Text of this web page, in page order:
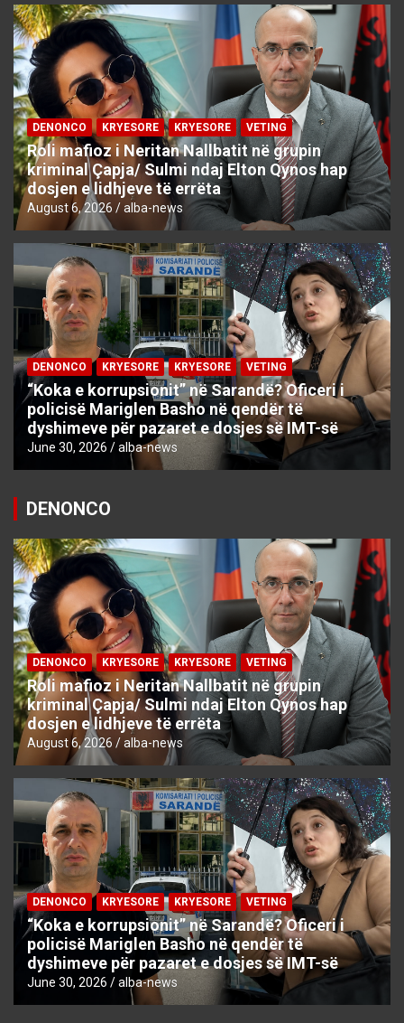
DENONCO KRYESORE KRYESORE VETING
Roli mafioz i Neritan Nallbatit në grupin
kriminal Çapja/ Sulmi ndaj Elton Qynos hap
dosjen e lidhjeve të errëta
August 6, 2026 alba-news
DENONCO KRYESORE KRYESORE VETING
“Koka e korrupsionit” në Sarandë? Oficeri i
policisë Mariglen Basho në qendër të
dyshimeve për pazaret e dosjes së IMT-së
June 30, 2026 alba-news
DENONCO
DENONCO KRYESORE KRYESORE VETING
Roli mafioz i Neritan Nallbatit në grupin
kriminal Çapja/ Sulmi ndaj Elton Qynos hap
dosjen e lidhjeve të errëta
August 6, 2026 alba-news
DENONCO KRYESORE KRYESORE VETING
“Koka e korrupsionit” në Sarandë? Oficeri i
policisë Mariglen Basho në qendër të
dyshimeve për pazaret e dosjes së IMT-së
June 30, 2026 alba-news